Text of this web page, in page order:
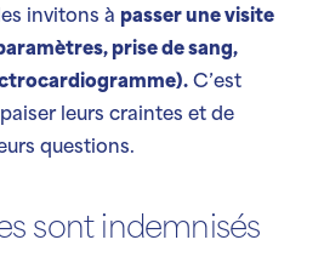
invitons à passer une visite
prise de sang,
C’est
leurs craintes et de
questions.
sont indemnisés